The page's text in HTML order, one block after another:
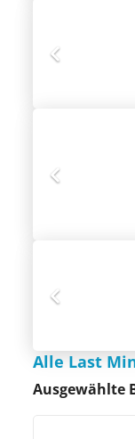
Alle Last
Ausgewählte